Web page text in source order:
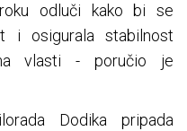
odluči kako bi se
i osigurala stabilnost
vlasti - poručio je
Dodika pripada